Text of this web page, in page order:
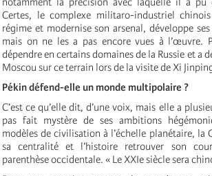
Certes, le complexe militaro-industriel
régime et modernise son arsenal, développe
mais on ne les a pas encore vues à l’œuvre.
dépendre en certains domaines de la Russie et a
Moscou sur ce terrain lors de la visite de Xi
Pékin défend-elle un monde multipolaire ?
C’est ce qu’elle dit, d’une voix, mais elle a
pas fait mystère de ses ambitions
modèles de civilisation à l’échelle planétaire, la
sa centralité et l’histoire retrouver son
parenthèse occidentale. « Le XXIe siècle sera